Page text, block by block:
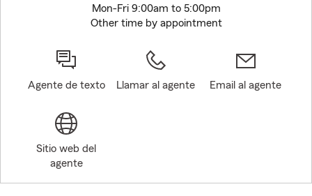
Mon-Fri 9:00am to 5:00pm
Other time by appointment
Agente de texto Llamar al agente Email al agente
Sitio web del
agente